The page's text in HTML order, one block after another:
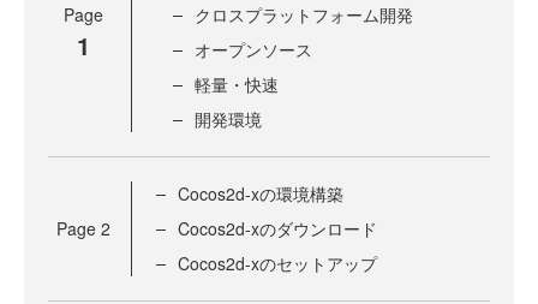
Page
1
クロスプラットフォーム開発
オープンソース
軽量・快速
開発環境
Page 2
Cocos2d-xの環境構築
Cocos2d-xのダウンロード
Cocos2d-xのセットアップ